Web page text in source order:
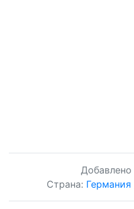
Добавлено
Страна: Германия